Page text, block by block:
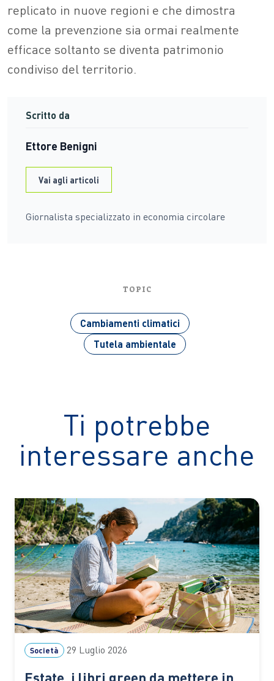
replicato in nuove regioni e che dimostra
come la prevenzione sia ormai realmente
efficace soltanto se diventa patrimonio
condiviso del territorio.
Scritto da
Ettore Benigni
Vai agli articoli
Giornalista specializzato in economia circolare
TOPIC
Cambiamenti climatici
Tutela ambientale
Ti potrebbe
interessare anche
Società 29 Luglio 2026
Estate, i libri green da mettere in